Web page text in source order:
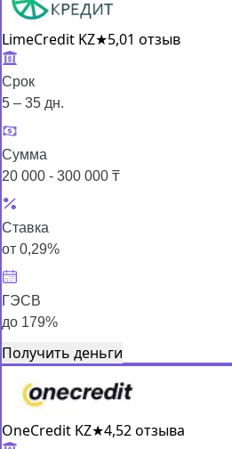
LimeCredit KZ★5,01 отзыв
Срок
5 – 35 дн.
Сумма
20 000 - 300 000 ₸
Ставка
от 0,29%
ГЭСВ
до 179%
Получить деньги
OneCredit KZ★4,52 отзыва